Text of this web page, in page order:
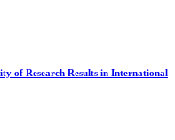
of Research Results in International